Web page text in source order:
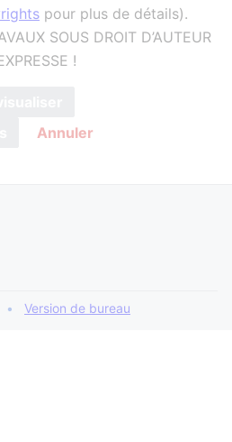
pour plus de détails).
SOUS DROIT D’AUTEUR
!
Annuler
Version de bureau